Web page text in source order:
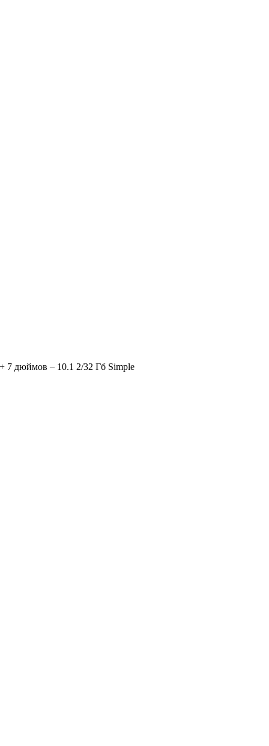
дюймов – 10.1 2/32 Гб Simple